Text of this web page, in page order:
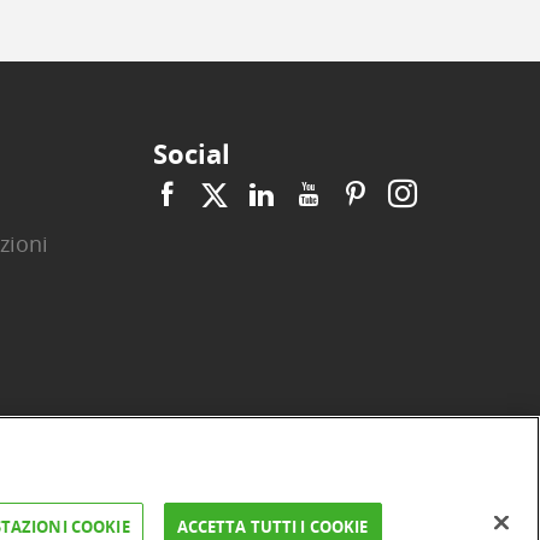
Social
| | | | |
FAQ e Sicurezza
COOKIE ACCETTA TUTTI I COOKIE